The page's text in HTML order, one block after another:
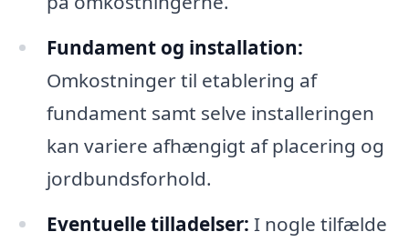
Fundament og installation:
Omkostninger til etablering af
fundament samt selve installeringen
kan variere afhængigt af placering og
jordbundsforhold.
Eventuelle tilladelser: I nogle tilfælde